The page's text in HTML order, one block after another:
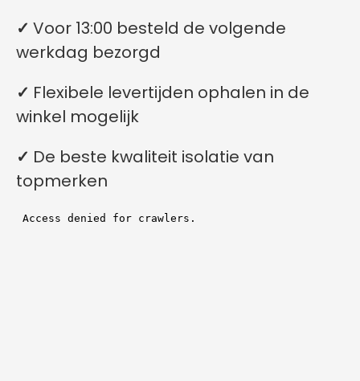
✓ Voor 13:00 besteld de volgende
werkdag bezorgd
✓ Flexibele levertijden ophalen in de
winkel mogelijk
✓ De beste kwaliteit isolatie van
topmerken